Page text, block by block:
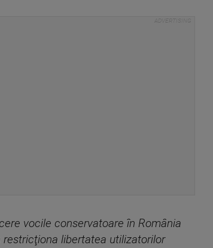
vocile conservatoare în România
libertatea utilizatorilor